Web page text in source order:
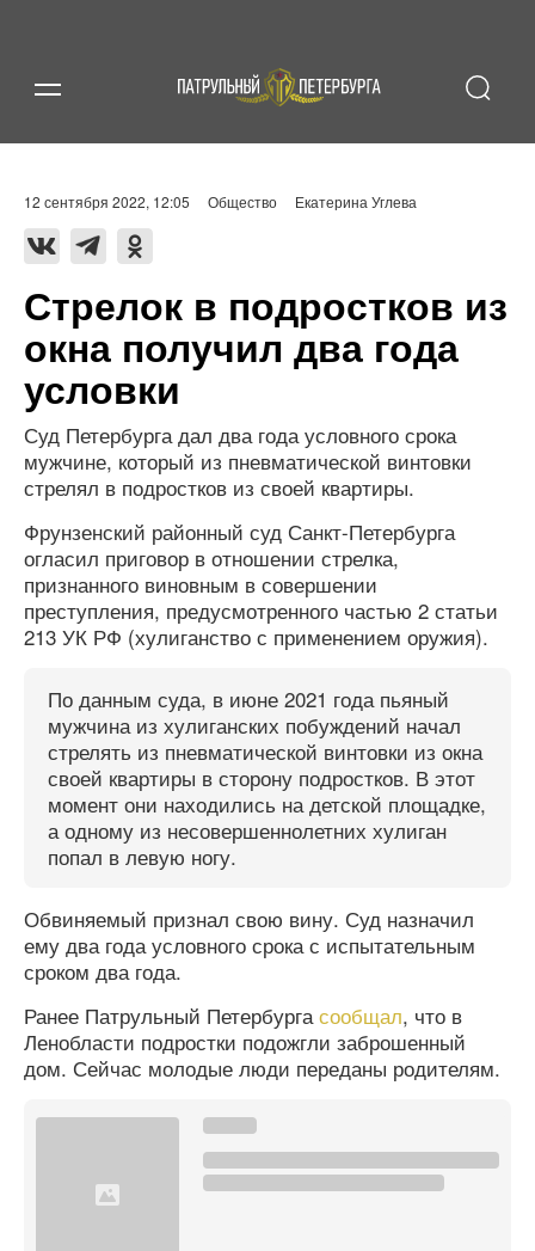
12 сентября 2022, 12:05 Общество Екатерина Углева
Стрелок в подростков из
окна получил два года
условки
Суд Петербурга дал два года условного срока
мужчине, который из пневматической винтовки
стрелял в подростков из своей квартиры.
Фрунзенский районный суд Санкт-Петербурга
огласил приговор в отношении стрелка,
признанного виновным в совершении
преступления, предусмотренного частью 2 статьи
213 УК РФ (хулиганство с применением оружия).
По данным суда, в июне 2021 года пьяный
мужчина из хулиганских побуждений начал
стрелять из пневматической винтовки из окна
своей квартиры в сторону подростков. В этот
момент они находились на детской площадке,
а одному из несовершеннолетних хулиган
попал в левую ногу.
Обвиняемый признал свою вину. Суд назначил
ему два года условного срока с испытательным
сроком два года.
Ранее Патрульный Петербургасообщал, что в
Ленобласти подростки подожгли заброшенный
дом. Сейчас молодые люди переданы родителям.